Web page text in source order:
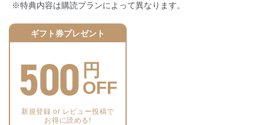
※特典内容は購読プランによって異なります。
ギフト券プレゼント
500 円
OFF
新規登録 or レビュー投稿で
お得に読める!